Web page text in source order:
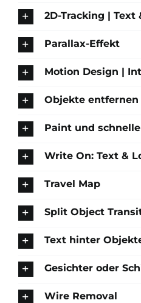
2D-Tracking | Text
Parallax-Effekt
Motion Design |
Objekte
Paint und
Write On: Text &
Travel Map
Split Object
Text hinter
Gesichter oder
Wire Removal